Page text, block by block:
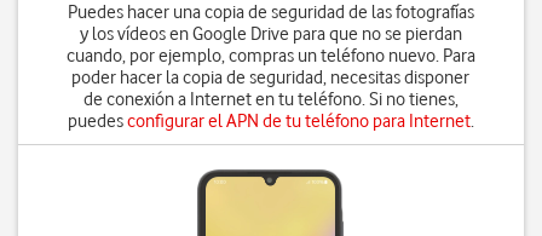
Puedes hacer una copia de seguridad de las fotografías
y los vídeos en Google Drive para que no se pierdan
cuando, por ejemplo, compras un teléfono nuevo. Para
poder hacer la copia de seguridad, necesitas disponer
de conexión a Internet en tu teléfono. Si no tienes,
puedesconfigurar el APN de tu teléfono para Internet.